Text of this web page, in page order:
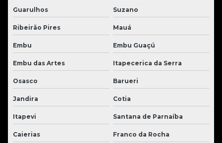
Guarulhos Suzano
Ribeirão Pires Mauá
Embu Embu Guaçú
Embu das Artes Itapecerica da Serra
Osasco Barueri
Jandira Cotia
Itapevi Santana de Parnaíba
Caierias Franco da Rocha